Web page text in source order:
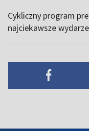
Cykliczny program
najciekawsze